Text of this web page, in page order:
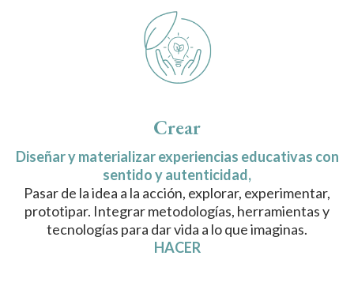
Crear
Diseñar y materializar experiencias educativas con
sentido y autenticidad,
Pasar de la idea a la acción, explorar, experimentar,
prototipar. Integrar metodologías, herramientas y
tecnologías para dar vida a lo que imaginas.
HACER